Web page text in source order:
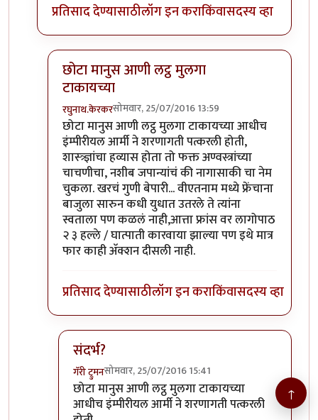
प्रतिसाद देण्यासाठीलॉग इन कराकिंवासदस्य व्हा
छोटा मानुस आणी लट्ठ मुलगा
टाकायच्या
रघुनाथ.केरकरसोमवार, 25/07/2016 13:59
In reply toअम्रिकेचे पर्ल हार्बरbyअनिरुद्ध.वैद्य
छोटा मानुस आणी लट्ठ मुलगा टाकायच्या आधीच
इंम्पीरीयल आर्मी ने शरणागती पत्करली होती,
शास्त्र्ज्ञांचा हव्यास होता तो फक्त अण्वस्त्रांच्या
चाचणीचा, नशीब जपान्यांचं की नागासाकी चा नेम
चुकला. खरचं गुणी बेपारी... वीएतनाम मध्ये फ्रेंचाना
बाजुला सारुन कधी युधात उतरले ते त्यांना
स्वताला पण कळलं नाही,आत्ता फ्रांस वर लागोपाठ
२ ३ हल्ले / घात्पाती कारवाया झाल्या पण इथे मात्र
फार काही अ‍ॅक्शन दीसली नाही.
प्रतिसाद देण्यासाठीलॉग इन कराकिंवासदस्य व्हा
संदर्भ?
गॅरी ट्रुमनसोमवार, 25/07/2016 15:41
In reply toछोटा मानुस आणी लट्ठ मुलगा टाकायच्याby
छोटा मानुस आणी लट्ठ मुलगा टाकायच्या
आधीच इंम्पीरीयल आर्मी ने शरणागती पत्करली
↑